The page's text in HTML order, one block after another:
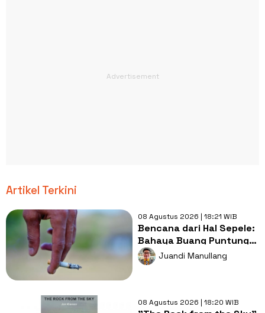
Artikel Terkini
08 Agustus 2026 | 18:21 WIB
Bencana dari Hal Sepele:
Bahaya Buang Puntung
Rokok Sembarangan di
Musim Kemarau
Juandi Manullang
08 Agustus 2026 | 18:20 WIB